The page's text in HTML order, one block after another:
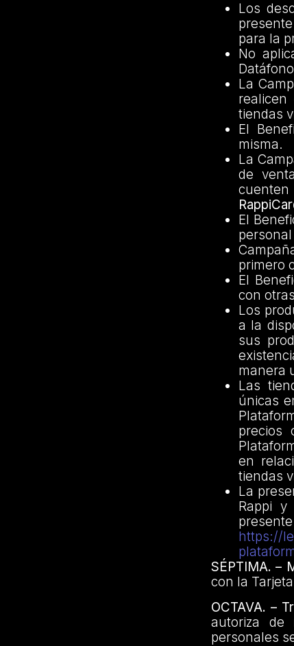
Los
para la
No
La
tiendas
El
misma.
La
de
El
primero
El
con
Los
a la
sus
manera
Las
únicas
precios
en
tiendas
La
Rappi
https://
SÉPTIMA. –
con la
OCTAVA. –
autoriza de
personales